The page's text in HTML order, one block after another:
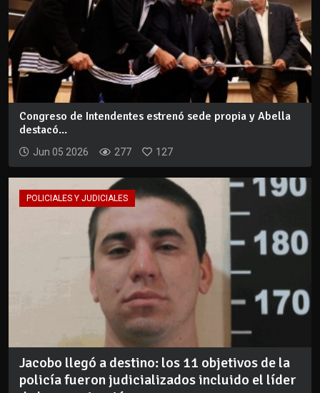
Congreso de Intendentes estrenó sede propia y Abella
destacó...
Jun 05 2026 277 127
POLICIALES Y JUDICIALES
Jacobo llegó a destino: los 11 objetivos de la
policía fueron judicializados incluido el líder